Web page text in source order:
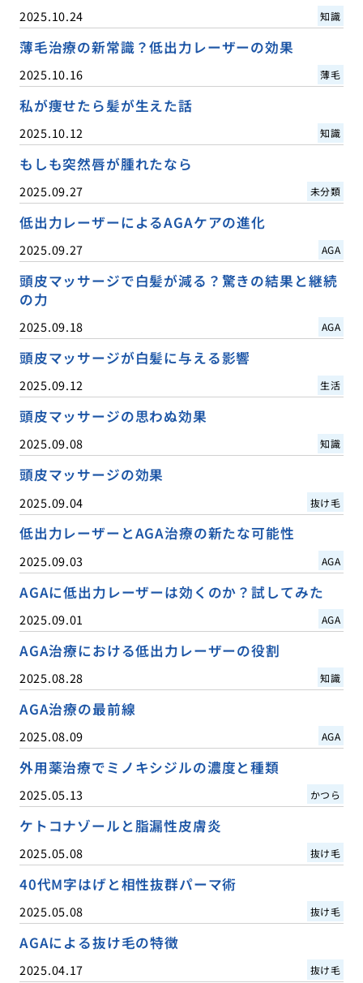
2025.10.24 知識
薄毛治療の新常識？低出力レーザーの効果
2025.10.16 薄毛
私が痩せたら髪が生えた話
2025.10.12 知識
もしも突然唇が腫れたなら
2025.09.27 未分類
低出力レーザーによるAGAケアの進化
2025.09.27 AGA
頭皮マッサージで白髪が減る？驚きの結果と継続
の力
2025.09.18 AGA
頭皮マッサージが白髪に与える影響
2025.09.12 生活
頭皮マッサージの思わぬ効果
2025.09.08 知識
頭皮マッサージの効果
2025.09.04 抜け毛
低出力レーザーとAGA治療の新たな可能性
2025.09.03 AGA
AGAに低出力レーザーは効くのか？試してみた
2025.09.01 AGA
AGA治療における低出力レーザーの役割
2025.08.28 知識
AGA治療の最前線
2025.08.09 AGA
外用薬治療でミノキシジルの濃度と種類
2025.05.13 かつら
ケトコナゾールと脂漏性皮膚炎
2025.05.08 抜け毛
40代M字はげと相性抜群パーマ術
2025.05.08 抜け毛
AGAによる抜け毛の特徴
2025.04.17 抜け毛